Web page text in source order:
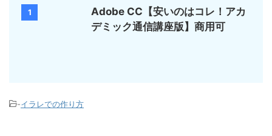
1
Adobe CC【安いのはコレ！アカ
デミック通信講座版】商用可
-イラレでの作り方